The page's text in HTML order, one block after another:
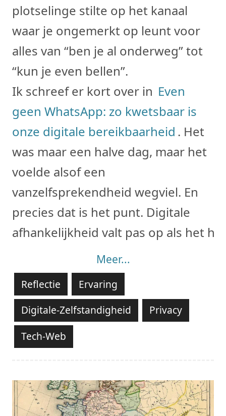
plotselinge stilte op het kanaal
waar je ongemerkt op leunt voor
alles van “ben je al onderweg” tot
“kun je even bellen”.
Ik schreef er kort over in Even
geen WhatsApp: zo kwetsbaar is
onze digitale bereikbaarheid . Het
was maar een halve dag, maar het
voelde alsof een
vanzelfsprekendheid wegviel. En
precies dat is het punt. Digitale
afhankelijkheid valt pas op als het
Meer...
Reflectie
Ervaring
Digitale-Zelfstandigheid
Privacy
Tech-Web